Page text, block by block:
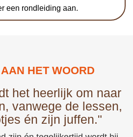
een rondleiding aan.
HET WOORD
het heerlijk om naar
vanwege de lessen,
én zijn juffen."